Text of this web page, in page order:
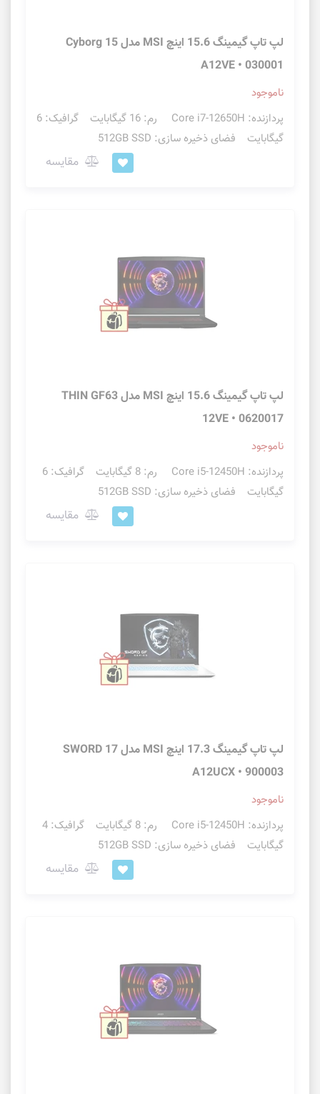
لپ تاپ گیمینگ 15.6 اینچ MSI مدل Cyborg 15
A12VE • 030001
ناموجود
پردازنده: Core i7-12650H رم: 16 گیگابایت گرافیک: 6
گیگابایت فضای ذخیره سازی: 512GB SSD
مقایسه
لپ تاپ گیمینگ 15.6 اینچ MSI مدل THIN GF63
12VE • 0620017
ناموجود
پردازنده: Core i5-12450H رم: 8 گیگابایت گرافیک: 6
گیگابایت فضای ذخیره سازی: 512GB SSD
مقایسه
لپ تاپ گیمینگ 17.3 اینچ MSI مدل SWORD 17
A12UCX • 900003
ناموجود
پردازنده: Core i5-12450H رم: 8 گیگابایت گرافیک: 4
گیگابایت فضای ذخیره سازی: 512GB SSD
مقایسه